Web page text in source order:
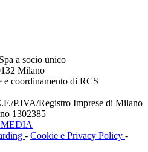
a socio unico
Milano
e coordinamento di RCS
P.IVA/Registro Imprese di Milano
1302385
- Cookie e Privacy Policy -